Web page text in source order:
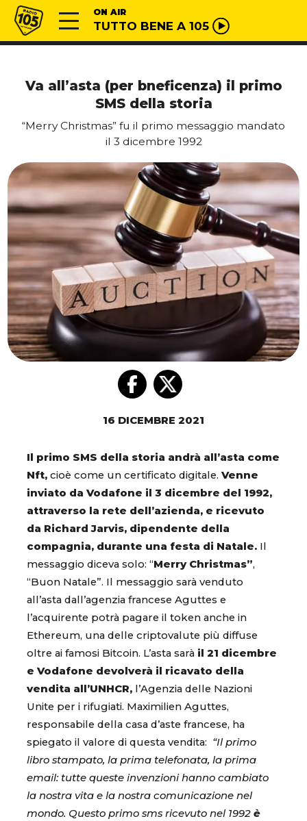
Vai al contenuto
Radio 105 ON AIR
TUTTO BENE A 105
Va all’asta (per bneficenza) il primo
SMS della storia
“Merry Christmas” fu il primo messaggio mandato
il 3 dicembre 1992
16 DICEMBRE 2021
Il primo SMS della storia andrà all’asta come
Nft, cioè come un certificato digitale. Venne
inviato da Vodafone il 3 dicembre del 1992,
attraverso la rete dell’azienda, e ricevuto
da Richard Jarvis, dipendente della
compagnia, durante una festa di Natale. Il
messaggio diceva solo: “Merry Christmas”,
“Buon Natale”. Il messaggio sarà venduto
all’asta dall’agenzia francese Aguttes e
l’acquirente potrà pagare il token anche in
Ethereum, una delle criptovalute più diffuse
oltre ai famosi Bitcoin. L’asta sarà il 21 dicembre
e Vodafone devolverà il ricavato della
vendita all’UNHCR, l’Agenzia delle Nazioni
Unite per i rifugiati. Maximilien Aguttes,
responsabile della casa d’aste francese, ha
spiegato il valore di questa vendita: “Il primo
libro stampato, la prima telefonata, la prima
email: tutte queste invenzioni hanno cambiato
la nostra vita e la nostra comunicazione nel
mondo. Questo primo sms ricevuto nel 1992 è